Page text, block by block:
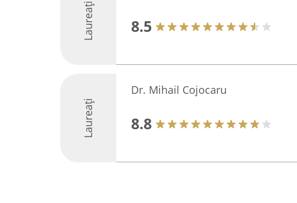
Laureați 8.5
Laureați
Dr. Mihail Cojocaru
8.8